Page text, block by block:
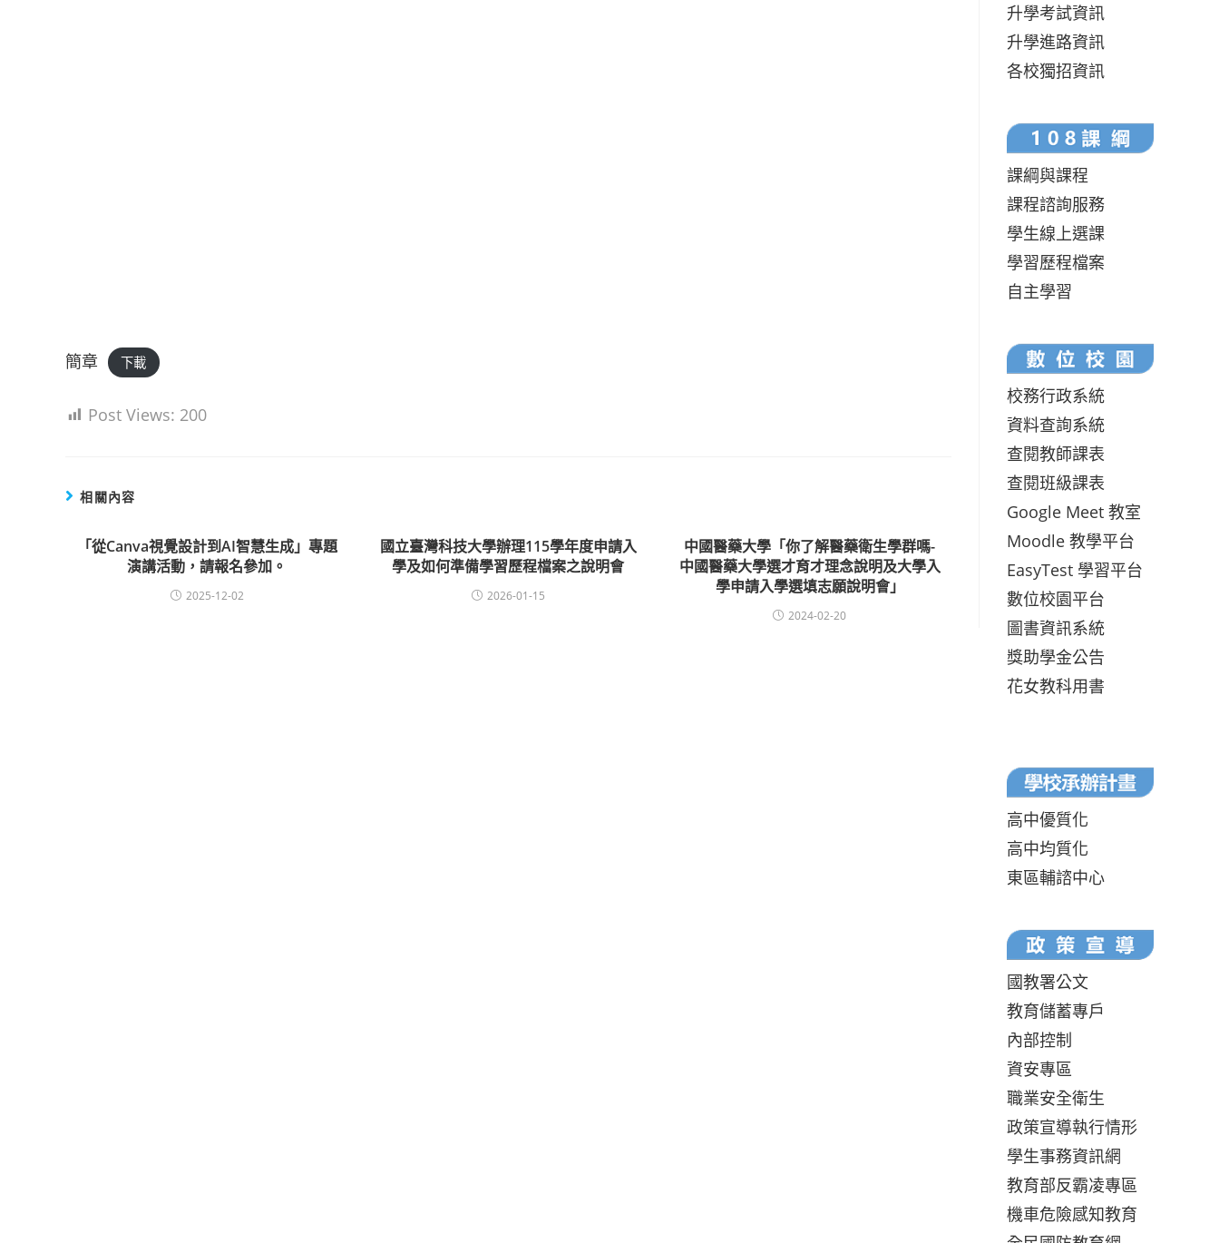
簡章 下載
Post Views: 200
相關內容
「從Canva視覺設計到AI智慧生成」專題
演講活動，請報名參加。
2025-12-02
國立臺灣科技大學辦理115學年度申請入
學及如何準備學習歷程檔案之說明會
2026-01-15
中國醫藥大學「你了解醫藥衛生學群嗎-
中國醫藥大學選才育才理念說明及大學入
學申請入學選填志願說明會」
2024-02-20
升學考試資訊
升學進路資訊
各校獨招資訊
課綱與課程
課程諮詢服務
學生線上選課
學習歷程檔案
自主學習
校務行政系統
資料查詢系統
查閱教師課表
查閱班級課表
Google Meet 教室
Moodle 教學平台
EasyTest 學習平台
數位校園平台
圖書資訊系統
獎助學金公告
花女教科用書
高中優質化
高中均質化
東區輔諮中心
國教署公文
教育儲蓄專戶
內部控制
資安專區
職業安全衛生
政策宣導執行情形
學生事務資訊網
教育部反霸凌專區
機車危險感知教育